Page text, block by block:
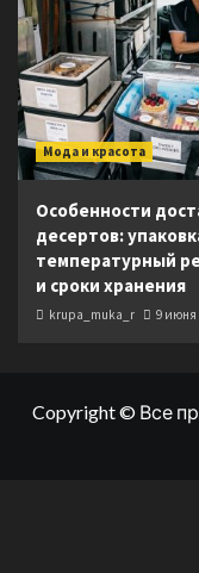
Мода и красота
Особенности
десертов:
температурный
и сроки хранения
krupa_muka_r 9 июня
Copyright © Все